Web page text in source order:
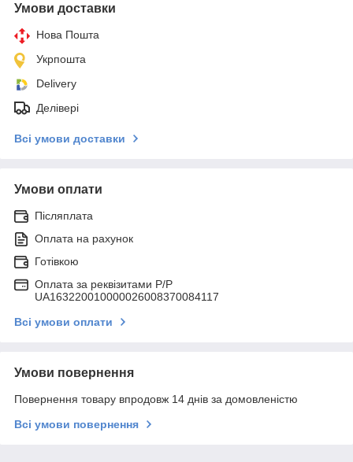
Умови доставки
Нова Пошта
Укрпошта
Delivery
Делівері
Всі умови доставки
Умови оплати
Післяплата
Оплата на рахунок
Готівкою
Оплата за реквізитами P/Р
UA163220010000026008370084117
Всі умови оплати
Умови повернення
Повернення товару впродовж 14 днів за домовленістю
Всі умови повернення